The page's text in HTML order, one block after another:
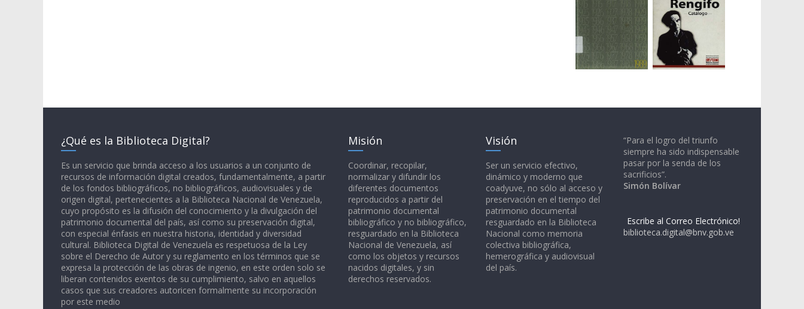
¿Qué es la Biblioteca Digital?
Es un servicio que brinda acceso a los usuarios a un conjunto de
recursos de información digital creados, fundamentalmente, a partir
de los fondos bibliográficos, no bibliográficos, audiovisuales y de
origen digital, pertenecientes a la Biblioteca Nacional de Venezuela,
cuyo propósito es la difusión del conocimiento y la divulgación del
patrimonio documental del país, así como su preservación digital,
con especial énfasis en nuestra historia, identidad y diversidad
cultural. Biblioteca Digital de Venezuela es respetuosa de la Ley
sobre el Derecho de Autor y su reglamento en los términos que se
expresa la protección de las obras de ingenio, en este orden solo se
liberan contenidos exentos de su cumplimiento, salvo en aquellos
casos que sus creadores autoricen formalmente su incorporación
por este medio
Misión
Coordinar, recopilar,
normalizar y difundir los
diferentes documentos
reproducidos a partir del
patrimonio documental
bibliográfico y no bibliográfico,
resguardado en la Biblioteca
Nacional de Venezuela, así
como los objetos y recursos
nacidos digitales, y sin
derechos reservados.
Visión
Ser un servicio efectivo,
dinámico y moderno que
coadyuve, no sólo al acceso y
preservación en el tiempo del
patrimonio documental
resguardado en la Biblioteca
Nacional como memoria
colectiva bibliográfica,
hemerográfica y audiovisual
del país.
“Para el logro del triunfo
siempre ha sido indispensable
pasar por la senda de los
sacrificios”.
Simón Bolívar
Escribe al Correo Electrónico!
biblioteca.digital@bnv.gob.ve